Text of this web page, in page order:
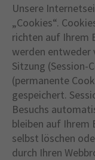
Unsere
„Cookies“.
richten auf Ihrem
werden entweder
Sitzung (Session-
(permanente
gespeichert.
Besuchs
bleiben auf Ihrem
selbst löschen
durch Ihren